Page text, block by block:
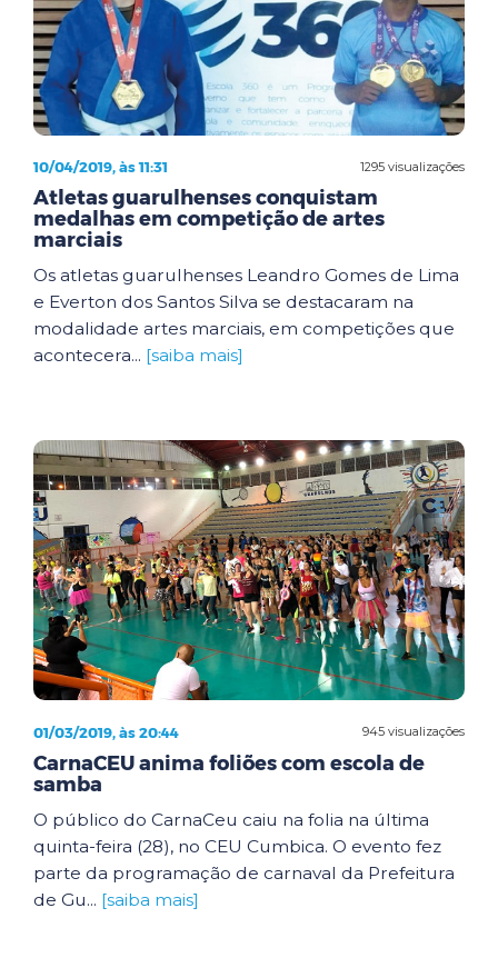
1295 visualizações
10/04/2019, às 11:31
Atletas guarulhenses conquistam
medalhas em competição de artes
marciais
Os atletas guarulhenses Leandro Gomes de Lima
e Everton dos Santos Silva se destacaram na
modalidade artes marciais, em competições que
acontecera... [saiba mais]
945 visualizações
01/03/2019, às 20:44
CarnaCEU anima foliões com escola de
samba
O público do CarnaCeu caiu na folia na última
quinta-feira (28), no CEU Cumbica. O evento fez
parte da programação de carnaval da Prefeitura
de Gu... [saiba mais]